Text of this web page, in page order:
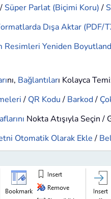
/ Süper Parlat (Biçimi Koru)/
Dışa Aktar (PDF/
Resimleri Yeniden
nı, Bağlantıları Kolayca
/ QR Kodu/ Barkod/
Nokta Atışıyla Seçin /
Otomatik Olarak Ekle/